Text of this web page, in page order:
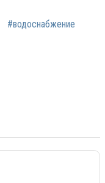
#водоснабжение